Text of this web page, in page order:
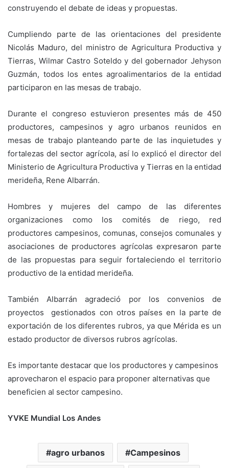
construyendo el debate de ideas y propuestas.
Cumpliendo parte de las orientaciones del presidente
Nicolás Maduro, del ministro de Agricultura Productiva y
Tierras, Wilmar Castro Soteldo y del gobernador Jehyson
Guzmán, todos los entes agroalimentarios de la entidad
participaron en las mesas de trabajo.
Durante el congreso estuvieron presentes más de 450
productores, campesinos y agro urbanos reunidos en
mesas de trabajo planteando parte de las inquietudes y
fortalezas del sector agrícola, así lo explicó el director del
Ministerio de Agricultura Productiva y Tierras en la entidad
merideña, Rene Albarrán.
Hombres y mujeres del campo de las diferentes
organizaciones como los comités de riego, red
productores campesinos, comunas, consejos comunales y
asociaciones de productores agrícolas expresaron parte
de las propuestas para seguir fortaleciendo el territorio
productivo de la entidad merideña.
También Albarrán agradeció por los convenios de
proyectos gestionados con otros países en la parte de
exportación de los diferentes rubros, ya que Mérida es un
estado productor de diversos rubros agrícolas.
Es importante destacar que los productores y campesinos
aprovecharon el espacio para proponer alternativas que
beneficien al sector campesino.
YVKE Mundial Los Andes
agro urbanos Campesinos